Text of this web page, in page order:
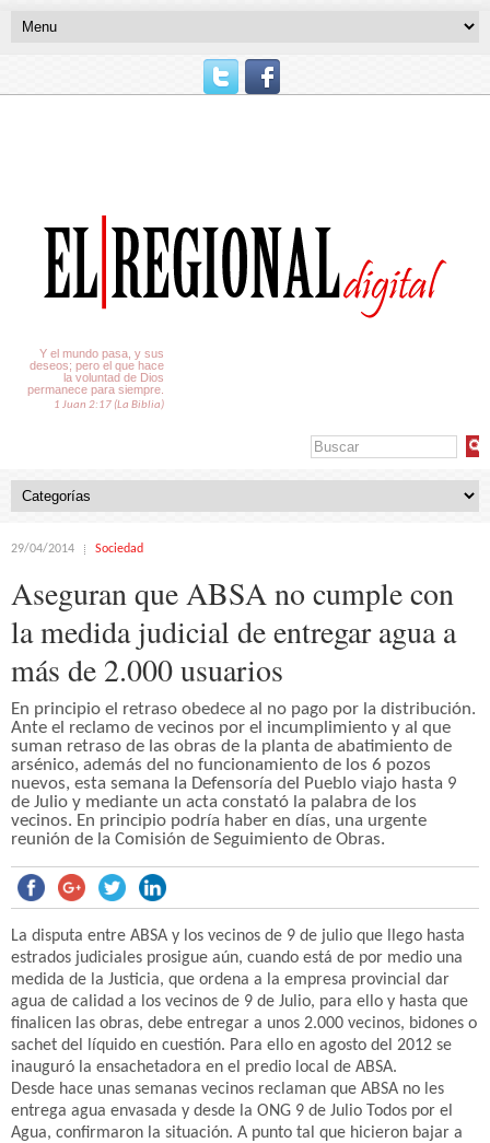
Y el mundo pasa, y sus
deseos; pero el que hace
la voluntad de Dios
permanece para siempre.
1 Juan 2:17 (La Biblia)
29/04/2014 Sociedad
Aseguran que ABSA no cumple con
la medida judicial de entregar agua a
más de 2.000 usuarios
En principio el retraso obedece al no pago por la distribución.
Ante el reclamo de vecinos por el incumplimiento y al que
suman retraso de las obras de la planta de abatimiento de
arsénico, además del no funcionamiento de los 6 pozos
nuevos, esta semana la Defensoría del Pueblo viajo hasta 9
de Julio y mediante un acta constató la palabra de los
vecinos. En principio podría haber en días, una urgente
reunión de la Comisión de Seguimiento de Obras.
La disputa entre ABSA y los vecinos de 9 de julio que llego hasta
estrados judiciales prosigue aún, cuando está de por medio una
medida de la Justicia, que ordena a la empresa provincial dar
agua de calidad a los vecinos de 9 de Julio, para ello y hasta que
finalicen las obras, debe entregar a unos 2.000 vecinos, bidones o
sachet del líquido en cuestión. Para ello en agosto del 2012 se
inauguró la ensachetadora en el predio local de ABSA.
Desde hace unas semanas vecinos reclaman que ABSA no les
entrega agua envasada y desde la ONG 9 de Julio Todos por el
Agua, confirmaron la situación. A punto tal que hicieron bajar a